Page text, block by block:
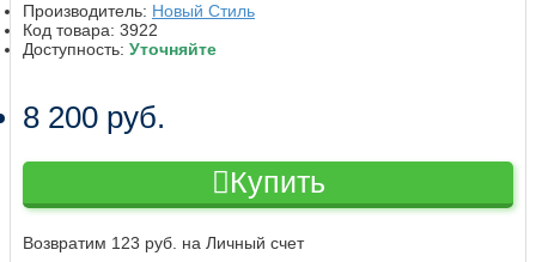
Производитель: Новый Стиль
Код товара: 3922
Доступность: Уточняйте
8 200 руб.
Купить
Возвратим 123 руб. на Личный счет